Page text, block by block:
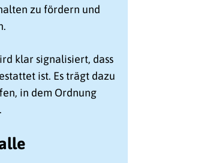
zu fördern und
klar signalisiert, dass
ist. Es trägt dazu
in dem Ordnung